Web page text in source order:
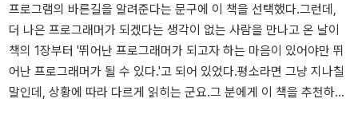
는 마음이 있어야만 뛰어난 프로그래머가 될 수 있다. 이런 마음이 없
는 사람은 아무리 훈련을 받아도 뛰어난 프로그래머가 될 수 없다.나
는 뭐든 할 거면 그 분야에서 제일 앞서 나가기 위해 최선을 다해야 한
다고 생각하는 사람이기 때문이다. … “어차피 할 거라면 왜 잘하지
않나요? 더 능숙하게 할 수 있으면 그 일을 하는 게 조금 더 즐겁지 않
프로그램의 바른길을 알려준다는 문구에 이 책을 선택했다.그런데,
더 나은 프로그래머가 되겠다는 생각이 없는 사람을 만나고 온 날이
책의 1장부터 '뛰어난 프로그래머가 되고자 하는 마음이 있어야만 뛰
어난 프로그래머가 될 수 있다.'고 되어 있었다.평소라면 그냥 지나칠
말인데, 상황에 따라 다르게 읽히는 군요.그 분에게 이 책을 추천하고